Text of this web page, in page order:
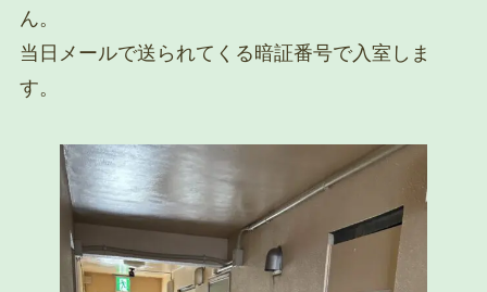
ん。
当日メールで送られてくる暗証番号で入室しま
す。